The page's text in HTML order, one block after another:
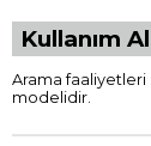
Kullanım
Arama faaliyetleri
modelidir.